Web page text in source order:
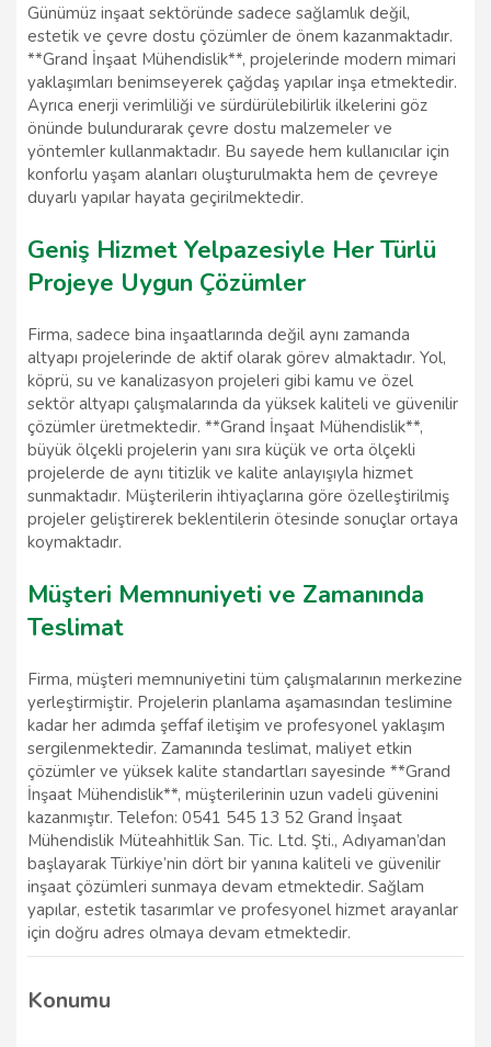
Günümüz inşaat sektöründe sadece sağlamlık değil,
estetik ve çevre dostu çözümler de önem kazanmaktadır.
**Grand İnşaat Mühendislik**, projelerinde modern mimari
yaklaşımları benimseyerek çağdaş yapılar inşa etmektedir.
Ayrıca enerji verimliliği ve sürdürülebilirlik ilkelerini göz
önünde bulundurarak çevre dostu malzemeler ve
yöntemler kullanmaktadır. Bu sayede hem kullanıcılar için
konforlu yaşam alanları oluşturulmakta hem de çevreye
duyarlı yapılar hayata geçirilmektedir.
Geniş Hizmet Yelpazesiyle Her Türlü
Projeye Uygun Çözümler
Firma, sadece bina inşaatlarında değil aynı zamanda
altyapı projelerinde de aktif olarak görev almaktadır. Yol,
köprü, su ve kanalizasyon projeleri gibi kamu ve özel
sektör altyapı çalışmalarında da yüksek kaliteli ve güvenilir
çözümler üretmektedir. **Grand İnşaat Mühendislik**,
büyük ölçekli projelerin yanı sıra küçük ve orta ölçekli
projelerde de aynı titizlik ve kalite anlayışıyla hizmet
sunmaktadır. Müşterilerin ihtiyaçlarına göre özelleştirilmiş
projeler geliştirerek beklentilerin ötesinde sonuçlar ortaya
koymaktadır.
Müşteri Memnuniyeti ve Zamanında
Teslimat
Firma, müşteri memnuniyetini tüm çalışmalarının merkezine
yerleştirmiştir. Projelerin planlama aşamasından teslimine
kadar her adımda şeffaf iletişim ve profesyonel yaklaşım
sergilenmektedir. Zamanında teslimat, maliyet etkin
çözümler ve yüksek kalite standartları sayesinde **Grand
İnşaat Mühendislik**, müşterilerinin uzun vadeli güvenini
kazanmıştır. Telefon: 0541 545 13 52 Grand İnşaat
Mühendislik Müteahhitlik San. Tic. Ltd. Şti., Adıyaman’dan
başlayarak Türkiye’nin dört bir yanına kaliteli ve güvenilir
inşaat çözümleri sunmaya devam etmektedir. Sağlam
yapılar, estetik tasarımlar ve profesyonel hizmet arayanlar
için doğru adres olmaya devam etmektedir.
Konumu